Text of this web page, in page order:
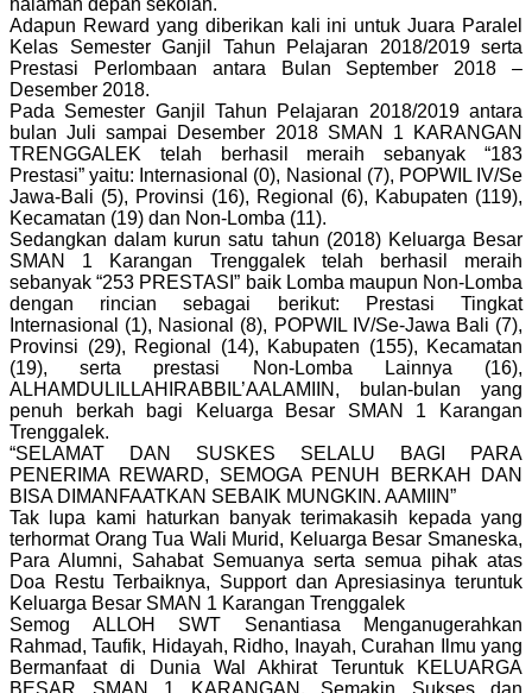
halaman depan sekolah.
Adapun Reward yang diberikan kali ini untuk Juara Paralel
Kelas Semester Ganjil Tahun Pelajaran 2018/2019 serta
Prestasi Perlombaan antara Bulan September 2018 –
Desember 2018.
Pada Semester Ganjil Tahun Pelajaran 2018/2019 antara
bulan Juli sampai Desember 2018 SMAN 1 KARANGAN
TRENGGALEK telah berhasil meraih sebanyak “183
Prestasi” yaitu: Internasional (0), Nasional (7), POPWIL IV/Se
Jawa-Bali (5), Provinsi (16), Regional (6), Kabupaten (119),
Kecamatan (19) dan Non-Lomba (11).
Sedangkan dalam kurun satu tahun (2018) Keluarga Besar
SMAN 1 Karangan Trenggalek telah berhasil meraih
sebanyak “253 PRESTASI” baik Lomba maupun Non-Lomba
dengan rincian sebagai berikut: Prestasi Tingkat
Internasional (1), Nasional (8), POPWIL IV/Se-Jawa Bali (7),
Provinsi (29), Regional (14), Kabupaten (155), Kecamatan
(19), serta prestasi Non-Lomba Lainnya (16),
ALHAMDULILLAHIRABBIL’AALAMIIN, bulan-bulan yang
penuh berkah bagi Keluarga Besar SMAN 1 Karangan
Trenggalek.
“SELAMAT DAN SUSKES SELALU BAGI PARA
PENERIMA REWARD, SEMOGA PENUH BERKAH DAN
BISA DIMANFAATKAN SEBAIK MUNGKIN. AAMIIN”
Tak lupa kami haturkan banyak terimakasih kepada yang
terhormat Orang Tua Wali Murid, Keluarga Besar Smaneska,
Para Alumni, Sahabat Semuanya serta semua pihak atas
Doa Restu Terbaiknya, Support dan Apresiasinya teruntuk
Keluarga Besar SMAN 1 Karangan Trenggalek
Semog ALLOH SWT Senantiasa Menganugerahkan
Rahmad, Taufik, Hidayah, Ridho, Inayah, Curahan Ilmu yang
Bermanfaat di Dunia Wal Akhirat Teruntuk KELUARGA
BESAR SMAN 1 KARANGAN. Semakin Sukses dan